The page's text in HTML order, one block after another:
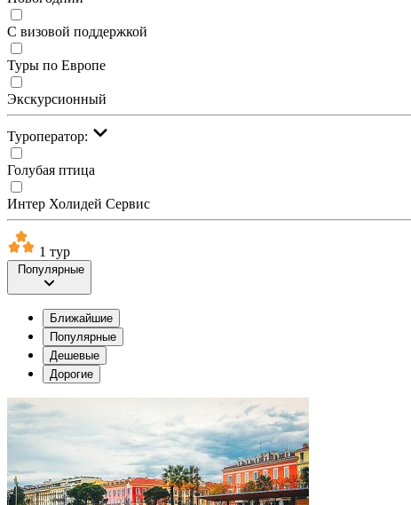
С визовой поддержкой
Туры по Европе
Экскурсионный
Туроператор:
Голубая птица
Интер Холидей Сервис
1 тур
Популярные
Ближайшие
Популярные
Дешевые
Дорогие